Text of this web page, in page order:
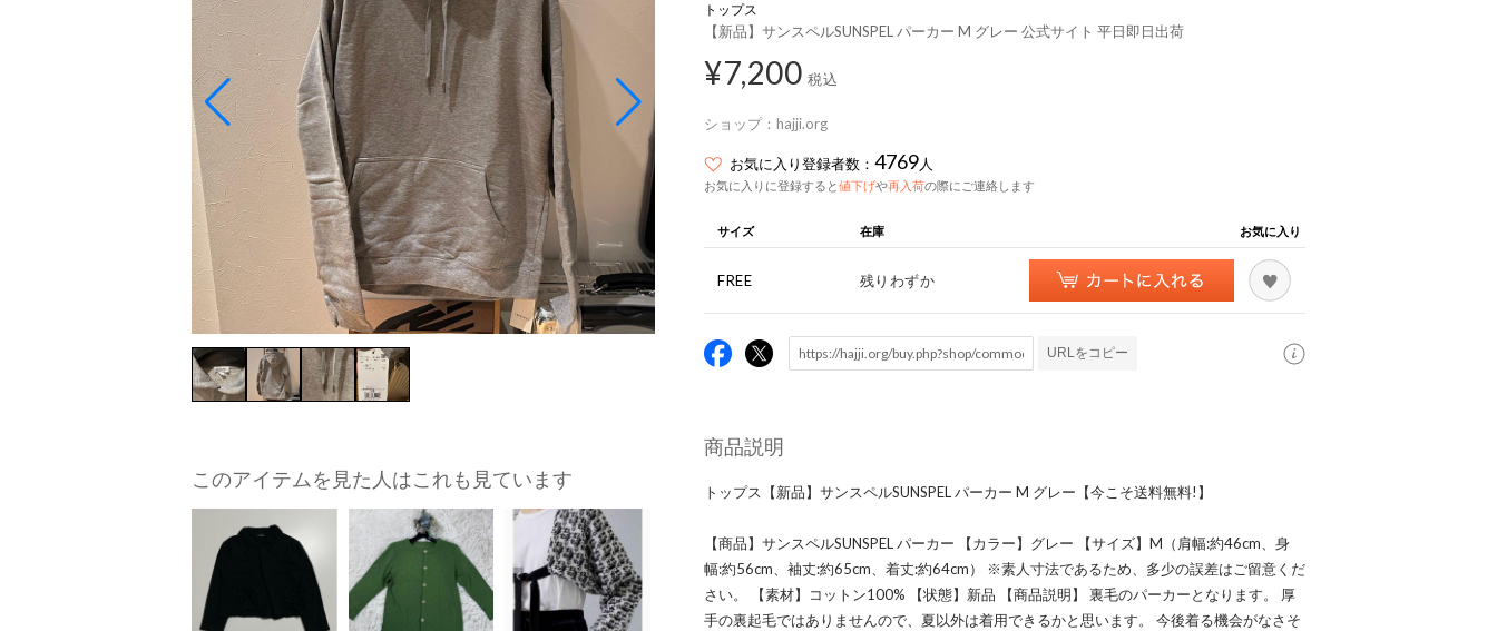
このアイテムを見た人はこれも見ています
トップス
【新品】サンスペルSUNSPEL パーカー M グレー 公式サイト 平日即日出荷
¥7,200 税込
ショップ： hajji.org
お気に入り登録者数： 4769人
お気に入りに登録すると値下げや再入荷の際にご連絡します
サイズ 在庫 お気に入り
FREE 残りわずか
URLをコピー
商品説明
トップス【新品】サンスペルSUNSPEL パーカー M グレー【今こそ送料無料!】
【商品】サンスペルSUNSPEL パーカー 【カラー】グレー 【サイズ】M（肩幅:約46cm、身
幅:約56cm、袖丈:約65cm、着丈:約64cm） ※素人寸法であるため、多少の誤差はご留意くだ
さい。 【素材】コットン100% 【状態】新品 【商品説明】 裏毛のパーカーとなります。 厚
手の裏起毛ではありませんので、夏以外は着用できるかと思います。 今後着る機会がなさそ